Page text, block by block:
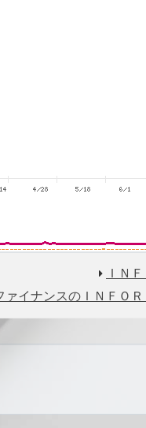
ＩＮ
ァイナンスのＩＮＦＯ